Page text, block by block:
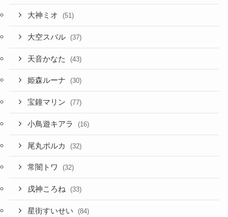
大神ミオ (51)
大空スバル (37)
天音かなた (43)
姫森ルーナ (30)
宝鐘マリン (77)
小鳥遊キアラ (16)
尾丸ポルカ (32)
常闇トワ (32)
戌神ころね (33)
星街すいせい (84)